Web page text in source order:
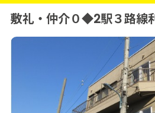
敷礼・仲介０◆2駅３路線